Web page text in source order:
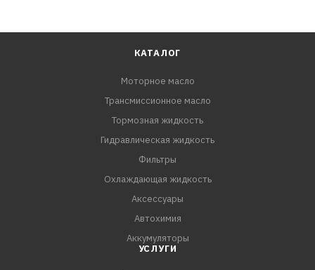
КАТАЛОГ
Моторное масло
Трансмиссионное масло
Тормозная жидкость
Гидравлическая жидкость
Фильтры
Охлаждающая жидкость
Аксессуары
Автохимия
Аккумуляторы
УСЛУГИ